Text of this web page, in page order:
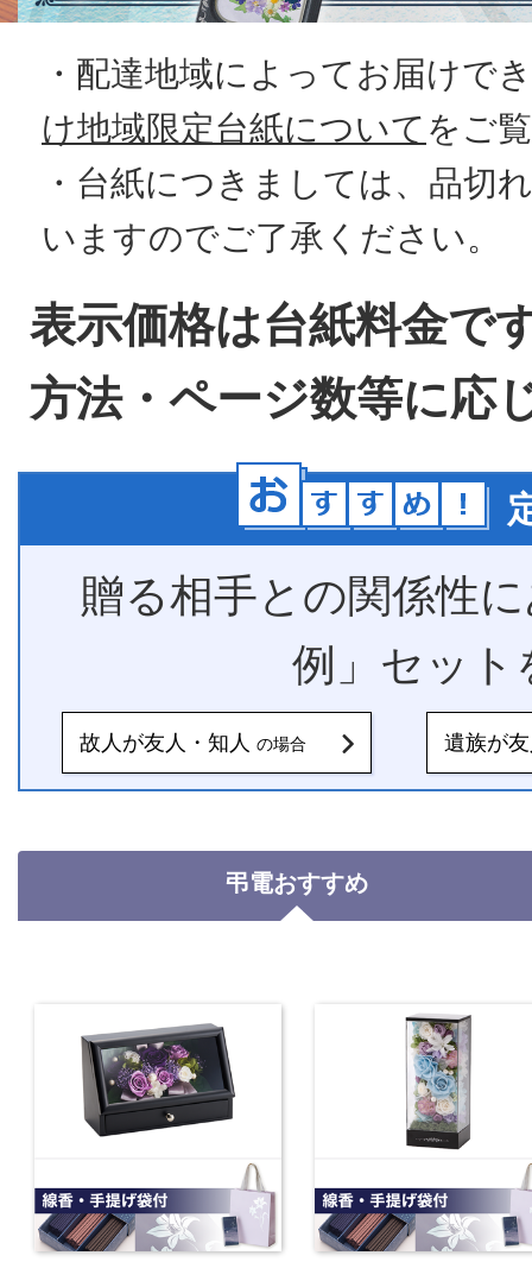
・配達地域によってお届けで
け地域限定台紙について をご
・台紙につきましては、品切
いますのでご了承ください。
表示価格は台紙料金で
方法・ページ数等に応
贈る相手との関係性
例」セット
故人が友人・知人の場合 遺族が
弔電おすすめ